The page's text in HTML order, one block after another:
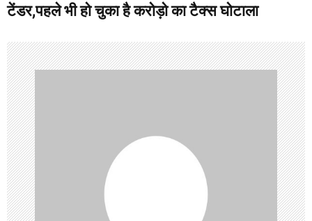
v
i
g
a
t
i
o
n
टेंडर,पहले भी हो चुका है करोड़ो का टैक्स घोटाला